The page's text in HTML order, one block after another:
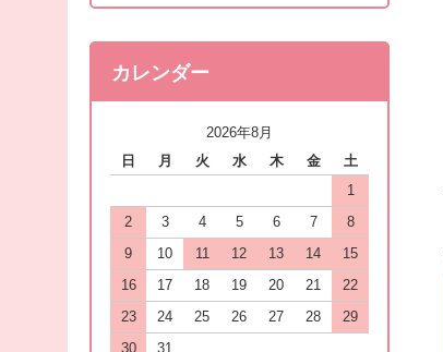
カレンダー
2026年8月
日
月 火 水 木 金
土
1
2 3 4 5 6 7 8
9 10 11 12 13 14 15
16 17 18 19 20 21 22
23 24 25 26 27 28 29